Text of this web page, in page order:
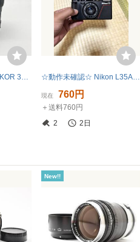
ニコン Nikon AF NIKKOR 300mm f4 ED MICRO カメラレンズ ☆動作未確認☆ Nikon L35AD ニコン コンパクトフィルムカメラ
現在 760円
＋送料760円
2
2日
New!!